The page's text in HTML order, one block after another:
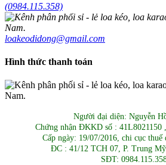
(0984.115.358)
loakeodidong@gmail.com
Hình thức thanh toán
Người đại diện: Nguyễn
Chứng nhận ĐKKD số : 41L8021150
Cấp ngày: 19/07/2016, chi cục
ĐC : 41/12 TCH 07, P. Trung
SĐT: